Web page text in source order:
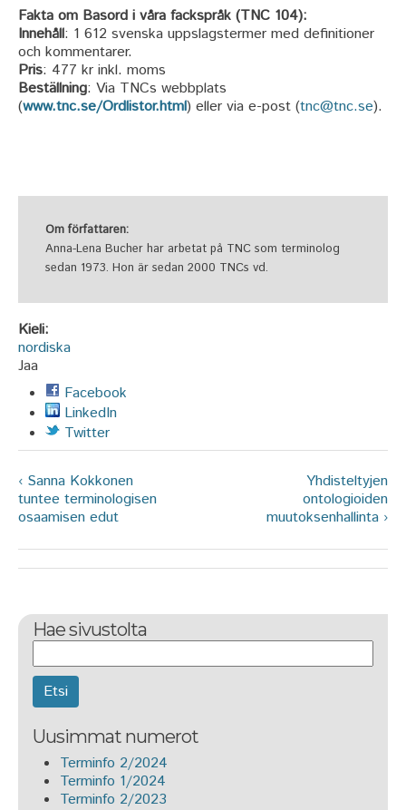
Fakta om Basord i våra fackspråk (TNC 104):
Innehåll: 1 612 svenska uppslagstermer med definitioner
och kommentarer.
Pris: 477 kr inkl. moms
Beställning: Via TNCs webbplats
(www.tnc.se/Ordlistor.html) eller via e-post (tnc@tnc.se).
Om författaren:
Anna-Lena Bucher har arbetat på TNC som terminolog
sedan 1973. Hon är sedan 2000 TNCs vd.
Kieli:
nordiska
Jaa
Facebook
LinkedIn
Twitter
‹ Sanna Kokkonen
tuntee terminologisen
osaamisen edut
Yhdisteltyjen
ontologioiden
muutoksenhallinta ›
Hae sivustolta
Uusimmat numerot
Terminfo 2/2024
Terminfo 1/2024
Terminfo 2/2023